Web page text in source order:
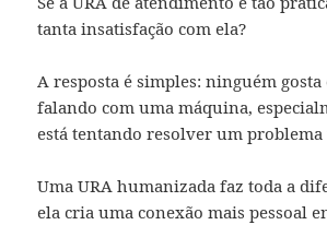
tanta insatisfação com ela?
A resposta é simples: ninguém
falando com uma máquina,
está tentando resolver um problema
Uma URA humanizada faz toda a
ela cria uma conexão mais pessoal